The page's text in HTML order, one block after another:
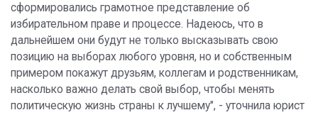
сформировались грамотное представление об
избирательном праве и процессе. Надеюсь, что в
дальнейшем они будут не только высказывать свою
позицию на выборах любого уровня, но и собственным
примером покажут друзьям, коллегам и родственникам,
насколько важно делать свой выбор, чтобы менять
политическую жизнь страны к лучшему", - уточнила юрист